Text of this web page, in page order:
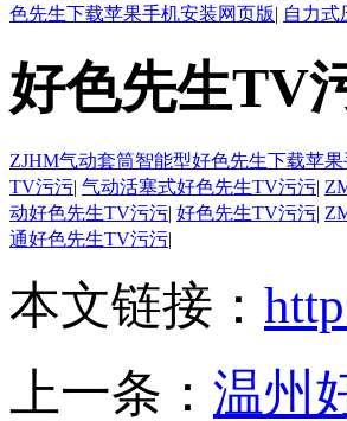
色先生下载苹果手机安装网页版| 自力式
好色先生TV
ZJHM气动套筒智能型好色先生下载苹
TV污污| 气动活塞式好色先生TV污污|
动好色先生TV污污| 好色先生TV污污|
通好色先生TV污污|
本文链接：
上一条： 温州